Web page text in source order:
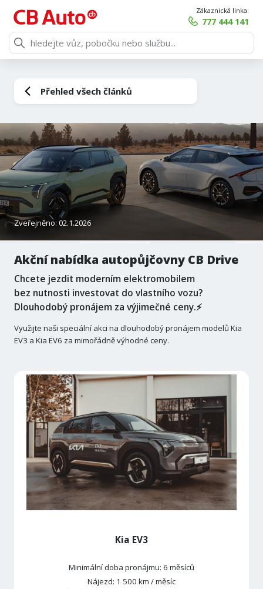
Zákaznická linka:
777 444 141
Přehled všech článků
Zveřejněno: 02.1.2026
Akční nabídka autopůjčovny CB Drive
Chcete jezdit moderním elektromobilem
bez nutnosti investovat do vlastního vozu?
Dlouhodobý pronájem za výjimečné ceny.⚡
Využijte naši speciální akci na dlouhodobý pronájem modelů Kia
EV3 a Kia EV6 za mimořádně výhodné ceny.
Kia EV3
Minimální doba pronájmu: 6 měsíců
Nájezd: 1 500 km / měsíc